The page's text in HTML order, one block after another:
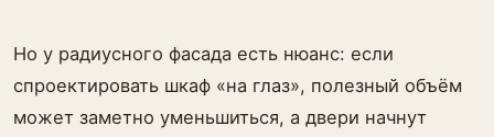
Но у радиусного фасада есть нюанс: если
спроектировать шкаф «на глаз», полезный объём
может заметно уменьшиться, а двери начнут